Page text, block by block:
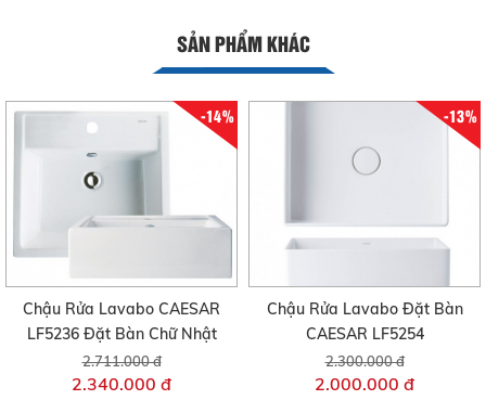
SẢN PHẨM KHÁC
-14%
Chậu Rửa Lavabo CAESAR
LF5236 Đặt Bàn Chữ Nhật
2.711.000 đ
2.340.000 đ
-13%
Chậu Rửa Lavabo Đặt Bàn
CAESAR LF5254
2.300.000 đ
2.000.000 đ